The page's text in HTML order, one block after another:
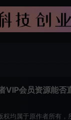
VIP会员资源能否
权均属于原作者所有，